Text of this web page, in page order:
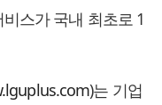
스가 국내 최초로 1
)는 기업